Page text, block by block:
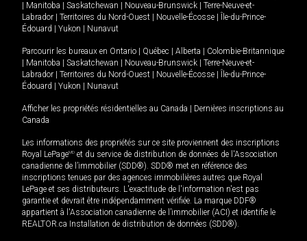
Manitoba Saskatchewan Nouveau-Brunswick
Terre-Neuve-et-
Labrador
Territoires du Nord-Ouest Nouvelle-Écosse
Île-du-Prince-
Édouard
Yukon Nunavut
Parcourir les bureaux en Ontario Québec Alberta
Colombie-Britannique
Manitoba Saskatchewan Nouveau-Brunswick
Terre-Neuve-et-
Labrador
Territoires du Nord-Ouest Nouvelle-Écosse
Île-du-Prince-
Édouard
Yukon Nunavut
Afficher les propriétés résidentielles au Canada
Dernières inscriptions au
Canada
Les informations des propriétés sur ce site proviennent des inscriptions
Royal LePageMD et du service de distribution de données de l'Association
canadienne de l’immobilier (SDD®). SDD® met en référence des
inscriptions tenues par des agences immobilières autres que Royal
LePage et ses distributeurs. L'exactitude de l'information n'est pas
garantie et devrait être indépendamment vérifiée. La marque DDF®
appartient à l'Association canadienne de l’immobilier (ACI) et identifie le
REALTOR.ca Installation de distribution de données (SDD®).